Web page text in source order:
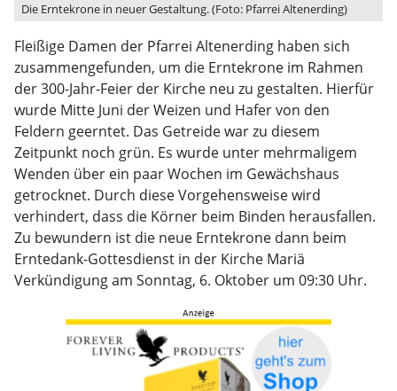
Die Erntekrone in neuer Gestaltung. (Foto: Pfarrei Altenerding)
Fleißige Damen der Pfarrei Altenerding haben sich
zusammengefunden, um die Erntekrone im Rahmen
der 300-Jahr-Feier der Kirche neu zu gestalten. Hierfür
wurde Mitte Juni der Weizen und Hafer von den
Feldern geerntet. Das Getreide war zu diesem
Zeitpunkt noch grün. Es wurde unter mehrmaligem
Wenden über ein paar Wochen im Gewächshaus
getrocknet. Durch diese Vorgehensweise wird
verhindert, dass die Körner beim Binden herausfallen.
Zu bewundern ist die neue Erntekrone dann beim
Erntedank-Gottesdienst in der Kirche Mariä
Verkündigung am Sonntag, 6. Oktober um 09:30 Uhr.